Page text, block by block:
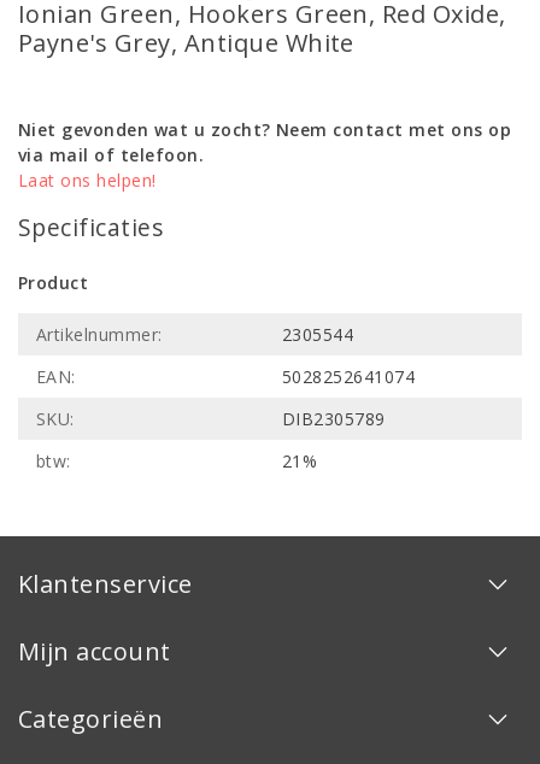
Ionian Green, Hookers Green, Red Oxide,
Payne's Grey, Antique White
Niet gevonden wat u zocht? Neem contact met ons op
via mail of telefoon.
Laat ons helpen!
Specificaties
Product
Artikelnummer:
2305544
EAN:
5028252641074
SKU:
DIB2305789
btw:
21%
Klantenservice
Mijn account
Categorieën